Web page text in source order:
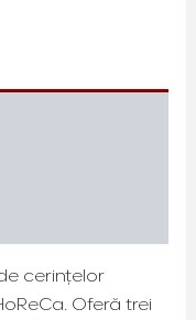
cerințelor
Oferă trei